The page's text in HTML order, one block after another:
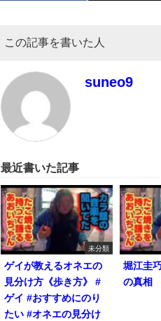
この記事を書いた人
suneo9
最近書いた記事
未分類
ゲイが教えるオネエの
見分け方《歩き方》 #
ゲイ #おすすめにのり
たい #オネエの見分け
堀江圭
の真相